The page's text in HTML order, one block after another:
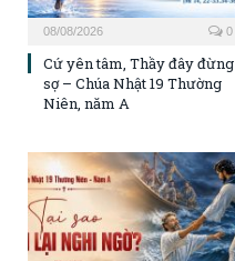
08/08/2026 0
Cứ yên tâm, Thầy đây đừng
sợ – Chúa Nhật 19 Thường
Niên, năm A